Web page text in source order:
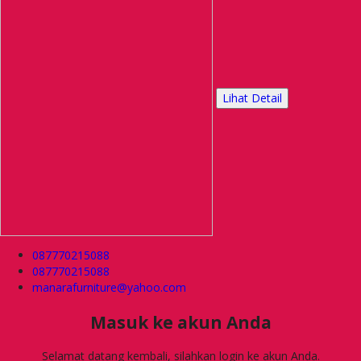
Lihat Detail
087770215088
087770215088
manarafurniture@yahoo.com
Masuk ke akun Anda
Selamat datang kembali, silahkan login ke akun Anda.